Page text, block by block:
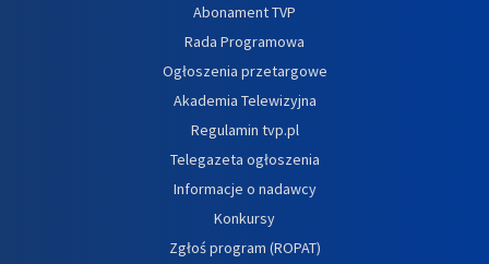
Abonament TVP
Rada Programowa
Ogłoszenia przetargowe
Akademia Telewizyjna
Regulamin tvp.pl
Telegazeta ogłoszenia
Informacje o nadawcy
Konkursy
Zgłoś program (ROPAT)